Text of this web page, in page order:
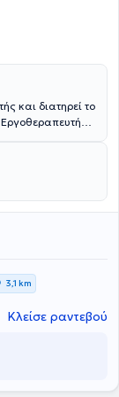
και διατηρεί το
Εργοθεραπευτής
ιδιωτικό του
3,1 km
Κλείσε ραντεβού